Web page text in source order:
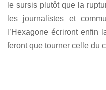
le sursis plutôt que la
les journalistes et
l’Hexagone écriront enfin
feront que tourner celle du